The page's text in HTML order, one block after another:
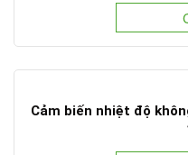
Cảm biến nhiệt độ